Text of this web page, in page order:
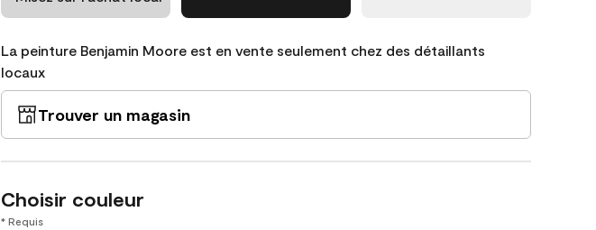
La peinture Benjamin Moore est en vente seulement chez des détaillants
locaux
Trouver un magasin
Choisir couleur
* Requis